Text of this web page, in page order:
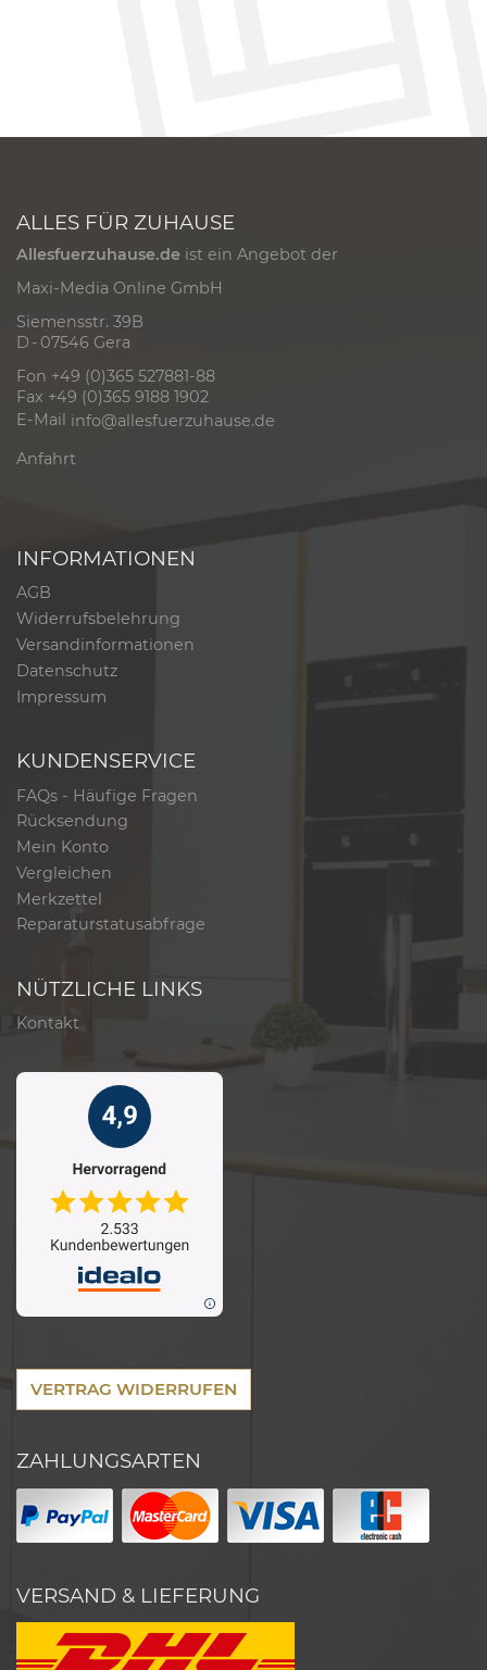
ALLES FÜR ZUHAUSE
Allesfuerzuhause.de ist ein Angebot der
Maxi-Media Online GmbH
Siemensstr. 39B
D - 07546 Gera
Fon +49 (0)365 527881-88
Fax +49 (0)365 9188 1902
E-Mail info@allesfuerzuhause.de
Anfahrt
INFORMATIONEN
AGB
Widerrufsbelehrung
Versandinformationen
Datenschutz
Impressum
KUNDENSERVICE
FAQs - Häufige Fragen
Rücksendung
Mein Konto
Vergleichen
Merkzettel
Reparaturstatusabfrage
NÜTZLICHE LINKS
Kontakt
VERTRAG WIDERRUFEN
ZAHLUNGSARTEN
VERSAND & LIEFERUNG